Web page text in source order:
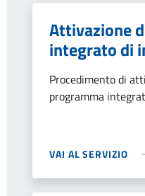
Attivazione
integrato di
Procedimento di
programma
VAI AL SERVIZIO